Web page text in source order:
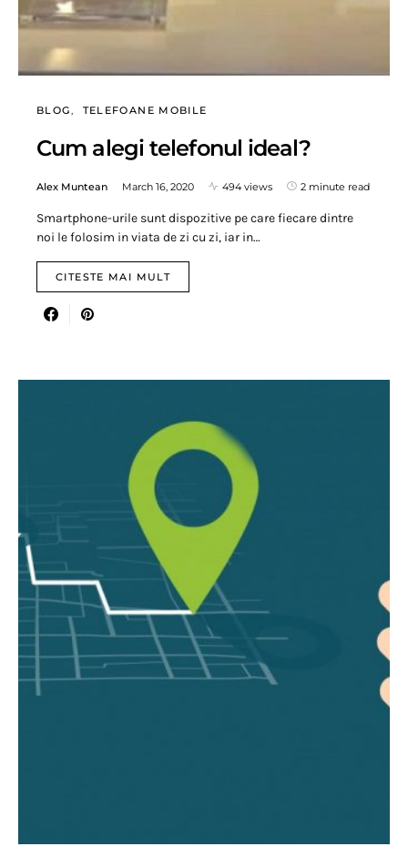
BLOG TELEFOANE MOBILE
Cum alegi telefonul ideal?
Alex Muntean March 16, 2020 494 views 2 minute read
Smartphone-urile sunt dispozitive pe care fiecare dintre
noi le folosim in viata de zi cu zi, iar in…
CITESTE MAI MULT